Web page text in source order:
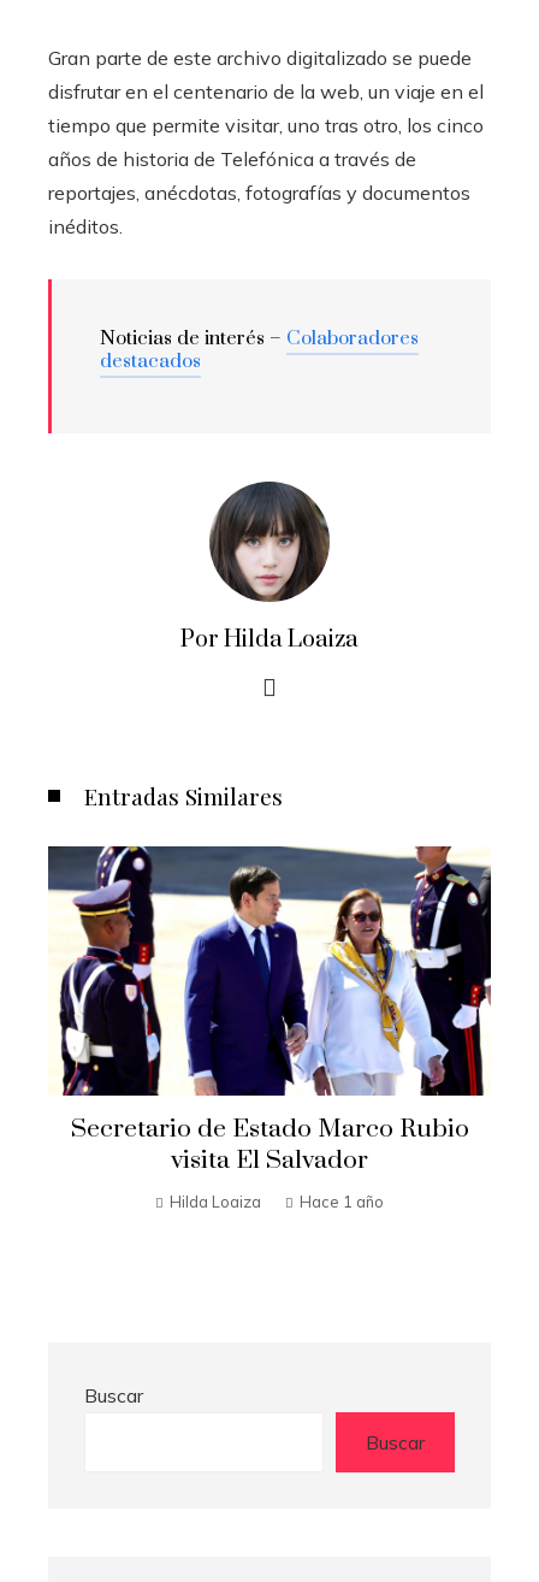
Gran parte de este archivo digitalizado se puede
disfrutar en el centenario de la web, un viaje en el
tiempo que permite visitar, uno tras otro, los cinco
años de historia de Telefónica a través de
reportajes, anécdotas, fotografías y documentos
inéditos.
Noticias de interés – Colaboradores
destacados
Por Hilda Loaiza
Entradas Similares
Secretario de Estado Marco Rubio
visita El Salvador
Hilda Loaiza Hace 1 año
Buscar
Buscar